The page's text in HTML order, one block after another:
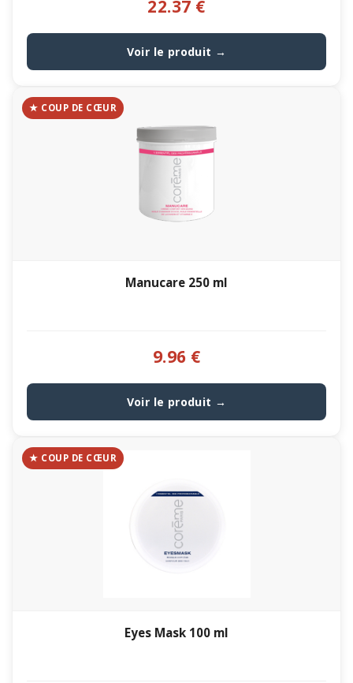
22.37 €
Voir le produit →
★ COUP DE CŒUR
Manucare 250 ml
9.96 €
Voir le produit →
★ COUP DE CŒUR
Eyes Mask 100 ml